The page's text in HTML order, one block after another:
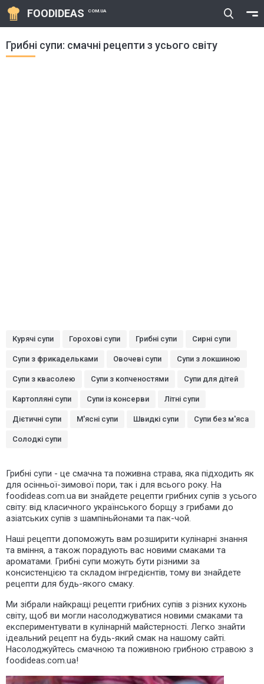
FOODIDEAS COM.UA
Грибні супи: смачні рецепти з усього світу
Курячі супи Горохові супи Грибні супи Сирні супи
Супи з фрикадельками Овочеві супи Супи з локшиною
Супи з квасолею Супи з копченостями Супи для дітей
Картопляні супи Супи із консерви Літні супи
Дієтичні супи М'ясні супи Швидкі супи Супи без м'яса
Солодкі супи
Грибні супи - це смачна та поживна страва, яка підходить як
для осінньої-зимової пори, так і для всього року. На
foodideas.com.ua ви знайдете рецепти грибних супів з усього
світу: від класичного українського борщу з грибами до
азіатських супів з шампіньйонами та пак-чой.
Наші рецепти допоможуть вам розширити кулінарні знання
та вміння, а також порадують вас новими смаками та
ароматами. Грибні супи можуть бути різними за
консистенцією та складом інгредієнтів, тому ви знайдете
рецепти для будь-якого смаку.
Ми зібрали найкращі рецепти грибних супів з різних кухонь
світу, щоб ви могли насолоджуватися новими смаками та
експериментувати в кулінарній майстерності. Легко знайти
ідеальний рецепт на будь-який смак на нашому сайті.
Насолоджуйтесь смачною та поживною грибною стравою з
foodideas.com.ua!